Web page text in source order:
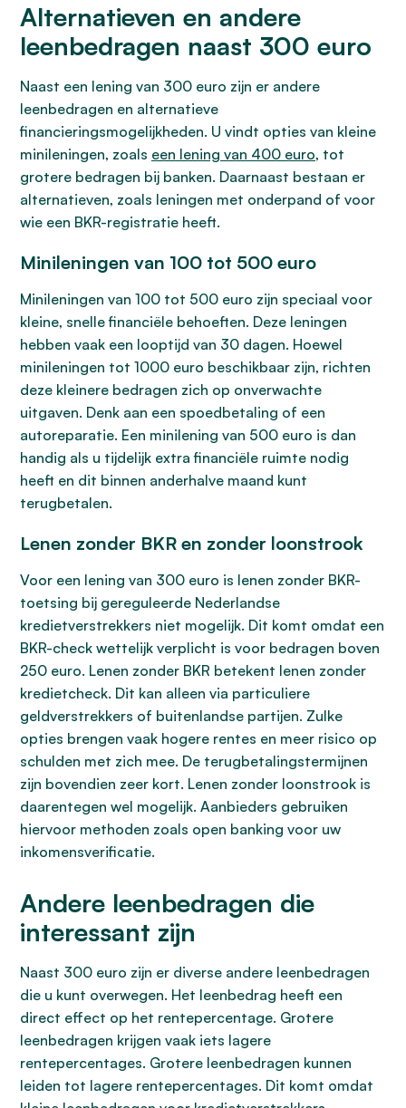
Alternatieven en andere
leenbedragen naast 300 euro
Naast een lening van 300 euro zijn er andere
leenbedragen en alternatieve
financieringsmogelijkheden. U vindt opties van kleine
minileningen, zoals een lening van 400 euro, tot
grotere bedragen bij banken. Daarnaast bestaan er
alternatieven, zoals leningen met onderpand of voor
wie een BKR-registratie heeft.
Minileningen van 100 tot 500 euro
Minileningen van 100 tot 500 euro zijn speciaal voor
kleine, snelle financiële behoeften. Deze leningen
hebben vaak een looptijd van 30 dagen. Hoewel
minileningen tot 1000 euro beschikbaar zijn, richten
deze kleinere bedragen zich op onverwachte
uitgaven. Denk aan een spoedbetaling of een
autoreparatie. Een minilening van 500 euro is dan
handig als u tijdelijk extra financiële ruimte nodig
heeft en dit binnen anderhalve maand kunt
terugbetalen.
Lenen zonder BKR en zonder loonstrook
Voor een lening van 300 euro is lenen zonder BKR-
toetsing bij gereguleerde Nederlandse
kredietverstrekkers niet mogelijk. Dit komt omdat een
BKR-check wettelijk verplicht is voor bedragen boven
250 euro. Lenen zonder BKR betekent lenen zonder
kredietcheck. Dit kan alleen via particuliere
geldverstrekkers of buitenlandse partijen. Zulke
opties brengen vaak hogere rentes en meer risico op
schulden met zich mee. De terugbetalingstermijnen
zijn bovendien zeer kort. Lenen zonder loonstrook is
daarentegen wel mogelijk. Aanbieders gebruiken
hiervoor methoden zoals open banking voor uw
inkomensverificatie.
Andere leenbedragen die
interessant zijn
Naast 300 euro zijn er diverse andere leenbedragen
die u kunt overwegen. Het leenbedrag heeft een
direct effect op het rentepercentage. Grotere
leenbedragen krijgen vaak iets lagere
rentepercentages. Grotere leenbedragen kunnen
leiden tot lagere rentepercentages. Dit komt omdat